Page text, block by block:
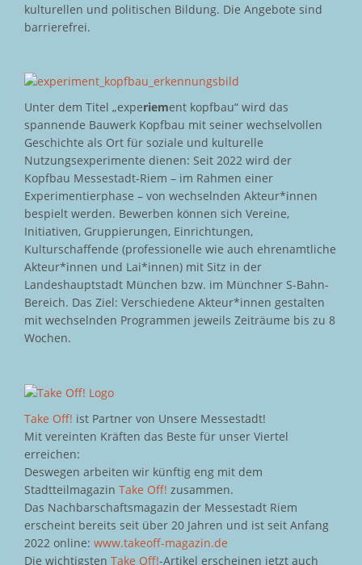
kulturellen und politischen Bildung. Die Angebote sind
barrierefrei.
Unter dem Titel „experiement kopfbau“ wird das
spannende Bauwerk Kopfbau mit seiner wechselvollen
Geschichte als Ort für soziale und kulturelle
Nutzungsexperimente dienen: Seit 2022 wird der
Kopfbau Messestadt-Riem – im Rahmen einer
Experimentierphase – von wechselnden Akteur*innen
bespielt werden. Bewerben können sich Vereine,
Initiativen, Gruppierungen, Einrichtungen,
Kulturschaffende (professionelle wie auch ehrenamtliche
Akteur*innen und Lai*innen) mit Sitz in der
Landeshauptstadt München bzw. im Münchner S-Bahn-
Bereich. Das Ziel: Verschiedene Akteur*innen gestalten
mit wechselnden Programmen jeweils Zeiträume bis zu 8
Wochen.
Take Off! ist Partner von Unsere Messestadt!
Mit vereinten Kräften das Beste für unser Viertel
erreichen:
Deswegen arbeiten wir künftig eng mit dem
Stadtteilmagazin Take Off! zusammen.
Das Nachbarschaftsmagazin der Messestadt Riem
erscheint bereits seit über 20 Jahren und ist seit Anfang
2022 online: www.takeoff-magazin.de
Die wichtigsten Take Off!-Artikel erscheinen jetzt auch